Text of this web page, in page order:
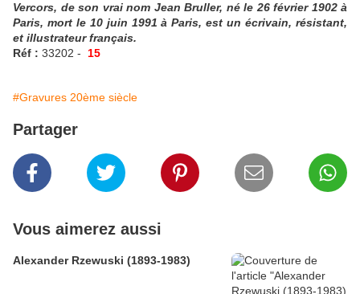
Vercors, de son vrai nom Jean Bruller, né le 26 février 1902 à
Paris, mort le 10 juin 1991 à Paris, est un écrivain, résistant,
et illustrateur français.
Réf : 33202 - 15
#Gravures 20ème siècle
Partager
Vous aimerez aussi
Alexander Rzewuski (1893-1983)